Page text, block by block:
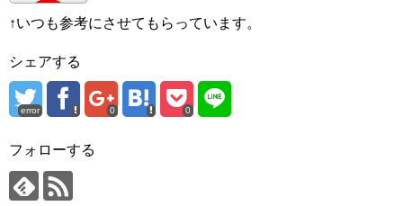
↑いつも参考にさせてもらっています。
シェアする
error 0 0
フォローする